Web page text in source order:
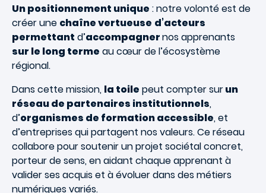
Un positionnement unique : notre volonté est de
créer une chaîne vertueuse d’acteurs
permettant d’accompagnernos apprenants
sur le long terme au cœur de l’écosystème
régional.
Dans cette mission, la toile peut compter surun
réseau de partenaires institutionnels,
d’organismes de formation accessible, et
d’entreprises qui partagent nos valeurs. Ce réseau
collabore pour soutenir un projet sociétal concret,
porteur de sens, en aidant chaque apprenant à
valider ses acquis et à évoluer dans des métiers
numériques variés.